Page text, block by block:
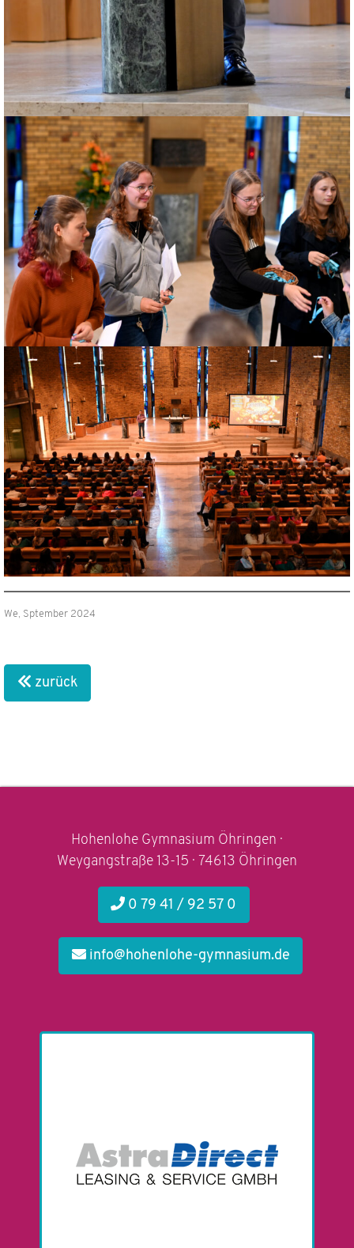
We, Sptember 2024
zurück
Hohenlohe Gymnasium Öhringen ·
Weygangstraße 13-15 · 74613 Öhringen
0 79 41 / 92 57 0
info@hohenlohe-gymnasium.de